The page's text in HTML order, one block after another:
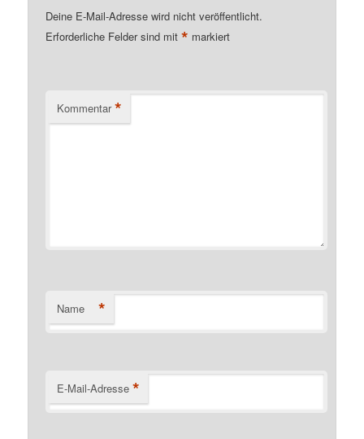
Deine E-Mail-Adresse wird nicht veröffentlicht.
Erforderliche Felder sind mit* markiert
Kommentar *
Name *
E-Mail-Adresse *